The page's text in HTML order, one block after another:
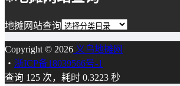
地摊网站查询
Copyright © 2026 义乌地摊网
・ 浙ICP备18039566号-1
查询 125 次，耗时 0.3223 秒